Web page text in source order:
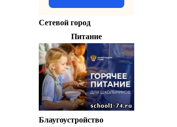
Сетевой город
Питание
Блаугоустройство